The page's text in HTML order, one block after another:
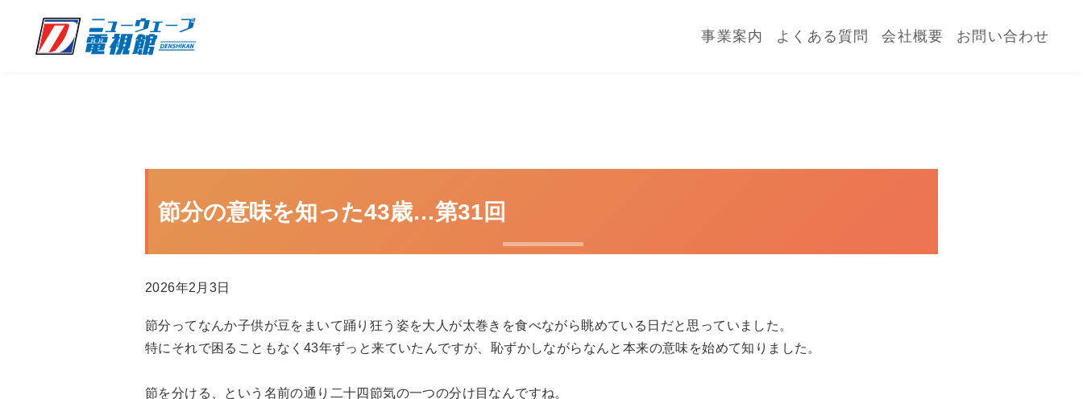
事業案内 よくある質問 会社概要 お問い合わせ
節分の意味を知った43歳…第31回
2026年2月3日
節分ってなんか子供が豆をまいて踊り狂う姿を大人が太巻きを食べながら眺めている日だと思っていました。
特にそれで困ることもなく43年ずっと来ていたんですが、恥ずかしながらなんと本来の意味を始めて知りました。
節を分ける、という名前の通り二十四節気の一つの分け目なんですね。